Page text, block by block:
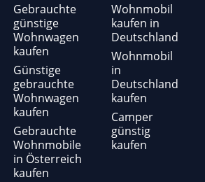
Gebrauchte
günstige
Wohnwagen
kaufen
Günstige
gebrauchte
Wohnwagen
kaufen
Gebrauchte
Wohnmobile
in Österreich
kaufen
Wohnmobil
kaufen in
Deutschland
Wohnmobil
in
Deutschland
kaufen
Camper
günstig
kaufen